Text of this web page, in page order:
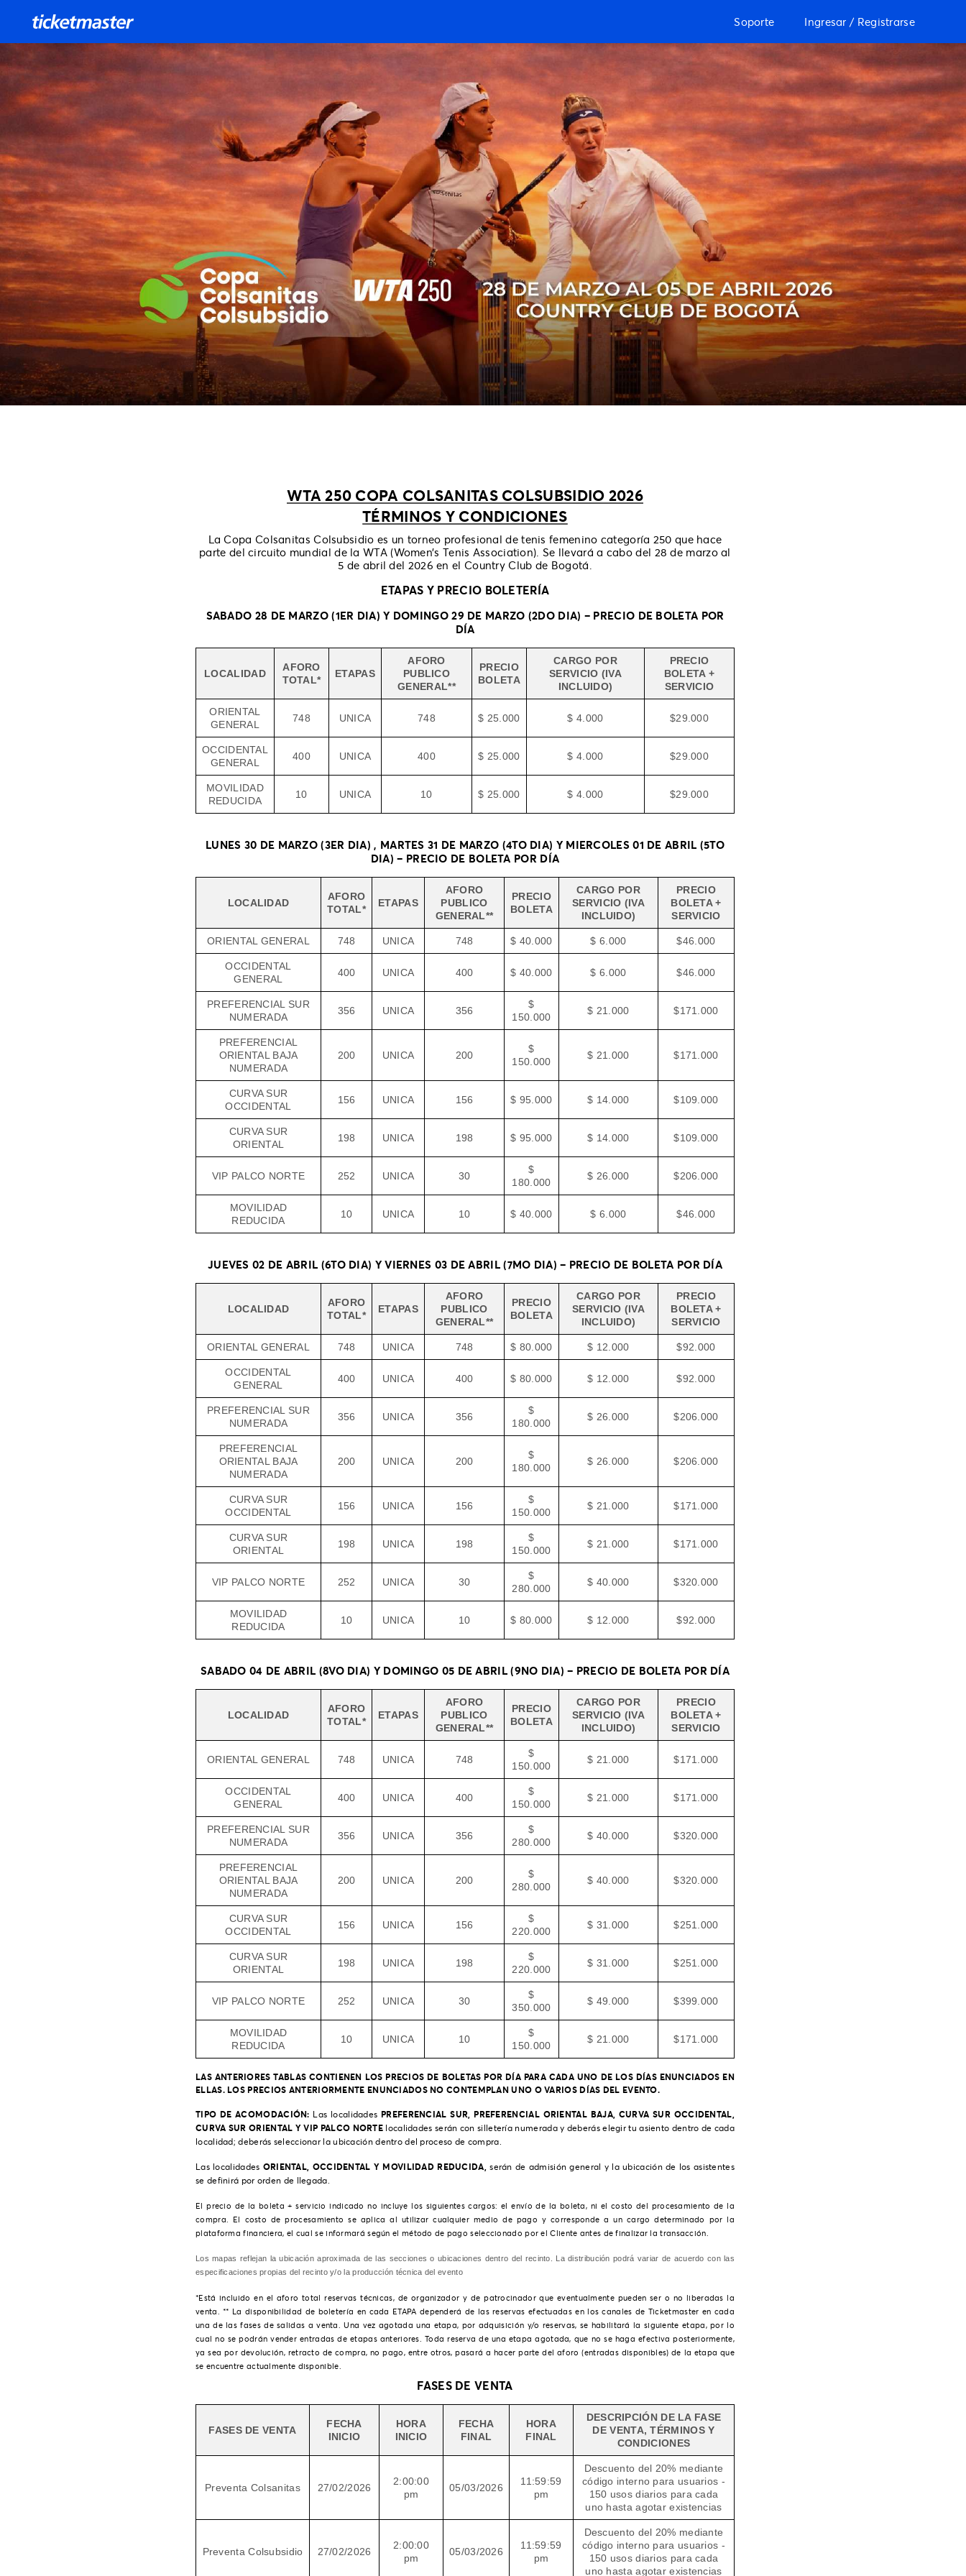
Soporte Ingresar / Registrarse
WTA 250 COPA COLSANITAS COLSUBSIDIO 2026
TÉRMINOS Y CONDICIONES
La Copa Colsanitas Colsubsidio es un torneo profesional de tenis femenino categoría 250 que hace
parte del circuito mundial de la WTA (Women’s Tenis Association). Se llevará a cabo del 28 de marzo al
5 de abril del 2026 en el Country Club de Bogotá.
ETAPAS Y PRECIO BOLETERÍA
SABADO 28 DE MARZO (1ER DIA) Y DOMINGO 29 DE MARZO (2DO DIA) – PRECIO DE BOLETA POR
DÍA
LOCALIDAD
AFORO
TOTAL*
ETAPAS
AFORO
PUBLICO
GENERAL**
PRECIO
BOLETA
CARGO POR
SERVICIO (IVA
INCLUIDO)
PRECIO
BOLETA +
SERVICIO
ORIENTAL
GENERAL
748 UNICA 748 $ 25.000 $ 4.000 $29.000
OCCIDENTAL
GENERAL
400 UNICA 400 $ 25.000 $ 4.000 $29.000
MOVILIDAD
REDUCIDA
10 UNICA 10 $ 25.000 $ 4.000 $29.000
LUNES 30 DE MARZO (3ER DIA) , MARTES 31 DE MARZO (4TO DIA) Y MIERCOLES 01 DE ABRIL (5TO
DIA) – PRECIO DE BOLETA POR DÍA
LOCALIDAD
AFORO
TOTAL*
ETAPAS
AFORO
PUBLICO
GENERAL**
PRECIO
BOLETA
CARGO POR
SERVICIO (IVA
INCLUIDO)
PRECIO
BOLETA +
SERVICIO
ORIENTAL GENERAL 748 UNICA 748 $ 40.000 $ 6.000 $46.000
OCCIDENTAL
GENERAL
400 UNICA 400 $ 40.000 $ 6.000 $46.000
PREFERENCIAL SUR
NUMERADA
356 UNICA 356
$
150.000
$ 21.000 $171.000
PREFERENCIAL
ORIENTAL BAJA
NUMERADA
200 UNICA 200
$
150.000
$ 21.000 $171.000
CURVA SUR
OCCIDENTAL
156 UNICA 156 $ 95.000 $ 14.000 $109.000
CURVA SUR
ORIENTAL
198 UNICA 198 $ 95.000 $ 14.000 $109.000
VIP PALCO NORTE 252 UNICA 30
$
180.000
$ 26.000 $206.000
MOVILIDAD
REDUCIDA
10 UNICA 10 $ 40.000 $ 6.000 $46.000
JUEVES 02 DE ABRIL (6TO DIA) Y VIERNES 03 DE ABRIL (7MO DIA) – PRECIO DE BOLETA POR DÍA
LOCALIDAD
AFORO
TOTAL*
ETAPAS
AFORO
PUBLICO
GENERAL**
PRECIO
BOLETA
CARGO POR
SERVICIO (IVA
INCLUIDO)
PRECIO
BOLETA +
SERVICIO
ORIENTAL GENERAL 748 UNICA 748 $ 80.000 $ 12.000 $92.000
OCCIDENTAL
GENERAL
400 UNICA 400 $ 80.000 $ 12.000 $92.000
PREFERENCIAL SUR
NUMERADA
356 UNICA 356
$
180.000
$ 26.000 $206.000
PREFERENCIAL
ORIENTAL BAJA
NUMERADA
200 UNICA 200
$
180.000
$ 26.000 $206.000
CURVA SUR
OCCIDENTAL
156 UNICA 156
$
150.000
$ 21.000 $171.000
CURVA SUR
ORIENTAL
198 UNICA 198
$
150.000
$ 21.000 $171.000
VIP PALCO NORTE 252 UNICA 30
$
280.000
$ 40.000 $320.000
MOVILIDAD
REDUCIDA
10 UNICA 10 $ 80.000 $ 12.000 $92.000
SABADO 04 DE ABRIL (8VO DIA) Y DOMINGO 05 DE ABRIL (9NO DIA) – PRECIO DE BOLETA POR DÍA
LOCALIDAD
AFORO
TOTAL*
ETAPAS
AFORO
PUBLICO
GENERAL**
PRECIO
BOLETA
CARGO POR
SERVICIO (IVA
INCLUIDO)
PRECIO
BOLETA +
SERVICIO
ORIENTAL GENERAL 748 UNICA 748
$
150.000
$ 21.000 $171.000
OCCIDENTAL
GENERAL
400 UNICA 400
$
150.000
$ 21.000 $171.000
PREFERENCIAL SUR
NUMERADA
356 UNICA 356
$
280.000
$ 40.000 $320.000
PREFERENCIAL
ORIENTAL BAJA
NUMERADA
200 UNICA 200
$
280.000
$ 40.000 $320.000
CURVA SUR
OCCIDENTAL
156 UNICA 156
$
220.000
$ 31.000 $251.000
CURVA SUR
ORIENTAL
198 UNICA 198
$
220.000
$ 31.000 $251.000
VIP PALCO NORTE 252 UNICA 30
$
350.000
$ 49.000 $399.000
MOVILIDAD
REDUCIDA
10 UNICA 10
$
150.000
$ 21.000 $171.000
LAS ANTERIORES TABLAS CONTIENEN LOS PRECIOS DE BOLETAS POR DÍA PARA CADA UNO DE LOS DÍAS ENUNCIADOS EN
ELLAS. LOS PRECIOS ANTERIORMENTE ENUNCIADOS NO CONTEMPLAN UNO O VARIOS DÍAS DEL EVENTO.
TIPO DE ACOMODACIÓN: Las localidades PREFERENCIAL SUR, PREFERENCIAL ORIENTAL BAJA, CURVA SUR OCCIDENTAL,
CURVA SUR ORIENTAL Y VIP PALCO NORTE localidades serán con silletería numerada y deberás elegir tu asiento dentro de cada
localidad; deberás seleccionar la ubicación dentro del proceso de compra.
Las localidades ORIENTAL, OCCIDENTAL Y MOVILIDAD REDUCIDA, serán de admisión general y la ubicación de los asistentes
se definirá por orden de llegada.
El precio de la boleta + servicio indicado no incluye los siguientes cargos: el envío de la boleta, ni el costo del procesamiento de la
compra. El costo de procesamiento se aplica al utilizar cualquier medio de pago y corresponde a un cargo determinado por la
plataforma financiera, el cual se informará según el método de pago seleccionado por el Cliente antes de finalizar la transacción.
Los mapas reflejan la ubicación aproximada de las secciones o ubicaciones dentro del recinto. La distribución podrá variar de acuerdo con las
especificaciones propias del recinto y/o la producción técnica del evento
*Está incluido en el aforo total reservas técnicas, de organizador y de patrocinador que eventualmente pueden ser o no liberadas la
venta. ** La disponibilidad de boletería en cada ETAPA dependerá de las reservas efectuadas en los canales de Ticketmaster en cada
una de las fases de salidas a venta. Una vez agotada una etapa, por adquisición y/o reservas, se habilitará la siguiente etapa, por lo
cual no se podrán vender entradas de etapas anteriores. Toda reserva de una etapa agotada, que no se haga efectiva posteriormente,
ya sea por devolución, retracto de compra, no pago, entre otros, pasará a hacer parte del aforo (entradas disponibles) de la etapa que
se encuentre actualmente disponible.
FASES DE VENTA
FASES DE VENTA
FECHA
INICIO
HORA
INICIO
FECHA
FINAL
HORA
FINAL
DESCRIPCIÓN DE LA FASE
DE VENTA, TÉRMINOS Y
CONDICIONES
Preventa Colsanitas 27/02/2026
2:00:00
pm
05/03/2026
11:59:59
pm
Descuento del 20% mediante
código interno para usuarios -
150 usos diarios para cada
uno hasta agotar existencias
Preventa Colsubsidio 27/02/2026
2:00:00
pm
05/03/2026
11:59:59
pm
Descuento del 20% mediante
código interno para usuarios -
150 usos diarios para cada
uno hasta agotar existencias